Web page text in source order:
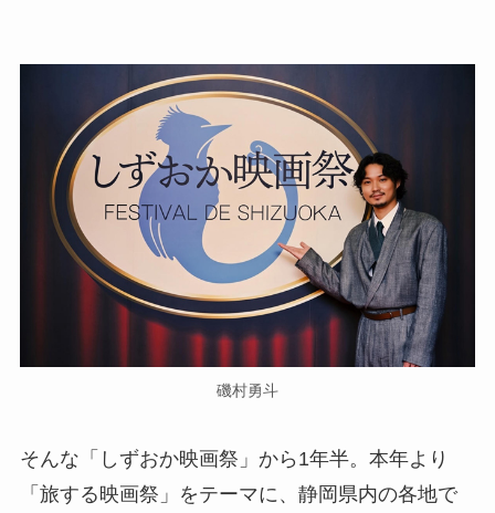
磯村勇斗
そんな「しずおか映画祭」から1年半。本年より
「旅する映画祭」をテーマに、静岡県内の各地で